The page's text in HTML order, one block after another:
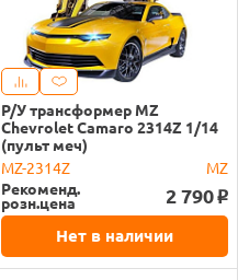
Р/У трансформер MZ
Chevrolet Camaro 2314Z 1/14
(пульт меч)
MZ-2314Z
MZ
Рекоменд.
розн.цена 2 790 o
Нет в наличии